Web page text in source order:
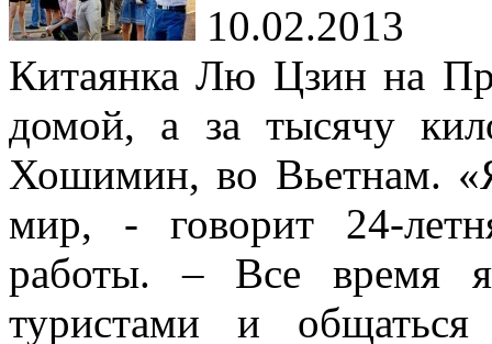
10.02.2013
Китаянка Лю Цзин на
домой, а за тысячу
Хошимин, во Вьетнам.
мир, - говорит 24-
работы. – Все время
туристами и